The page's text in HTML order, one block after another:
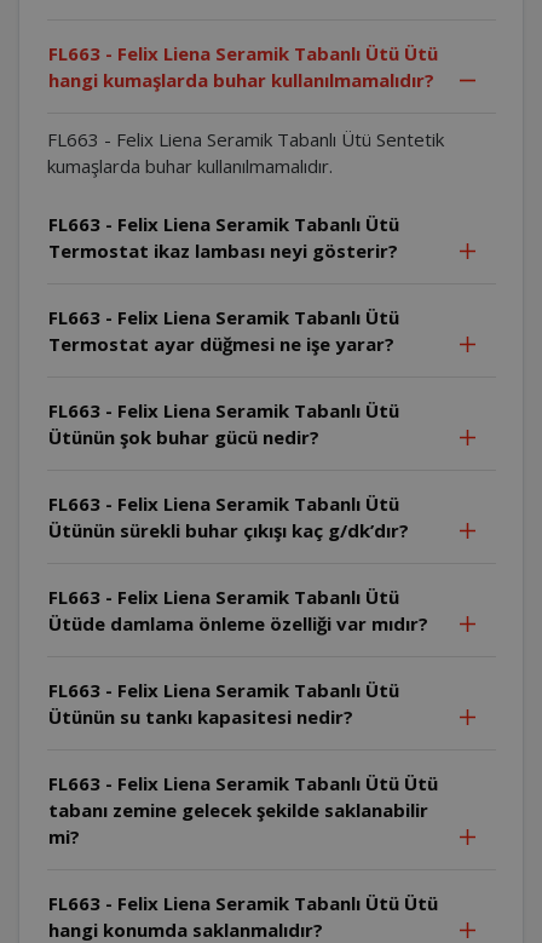
FL663 - Felix Liena Seramik Tabanlı Ütü Ütü
hangi kumaşlarda buhar kullanılmamalıdır?
FL663 - Felix Liena Seramik Tabanlı Ütü Sentetik
kumaşlarda buhar kullanılmamalıdır.
FL663 - Felix Liena Seramik Tabanlı Ütü
Termostat ikaz lambası neyi gösterir?
FL663 - Felix Liena Seramik Tabanlı Ütü
Termostat ayar düğmesi ne işe yarar?
FL663 - Felix Liena Seramik Tabanlı Ütü
Ütünün şok buhar gücü nedir?
FL663 - Felix Liena Seramik Tabanlı Ütü
Ütünün sürekli buhar çıkışı kaç g/dk’dır?
FL663 - Felix Liena Seramik Tabanlı Ütü
Ütüde damlama önleme özelliği var mıdır?
FL663 - Felix Liena Seramik Tabanlı Ütü
Ütünün su tankı kapasitesi nedir?
FL663 - Felix Liena Seramik Tabanlı Ütü Ütü
tabanı zemine gelecek şekilde saklanabilir
mi?
FL663 - Felix Liena Seramik Tabanlı Ütü Ütü
hangi konumda saklanmalıdır?